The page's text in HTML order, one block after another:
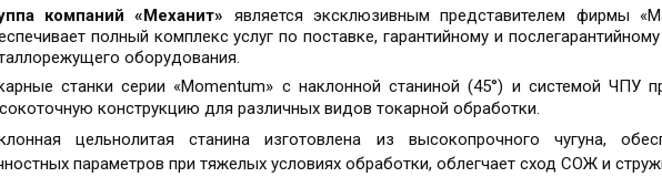
компаний «Механит» является эксклюзивным представителем фирмы
полный комплекс услуг по поставке, гарантийному и
оборудования.
станки серии «Momentum» с наклонной станиной (45°) и системой ЧПУ
конструкцию для различных видов токарной обработки.
цельнолитая станина изготовлена из высокопрочного чугуна,
параметров при тяжелых условиях обработки, облегчает сход СОЖ и